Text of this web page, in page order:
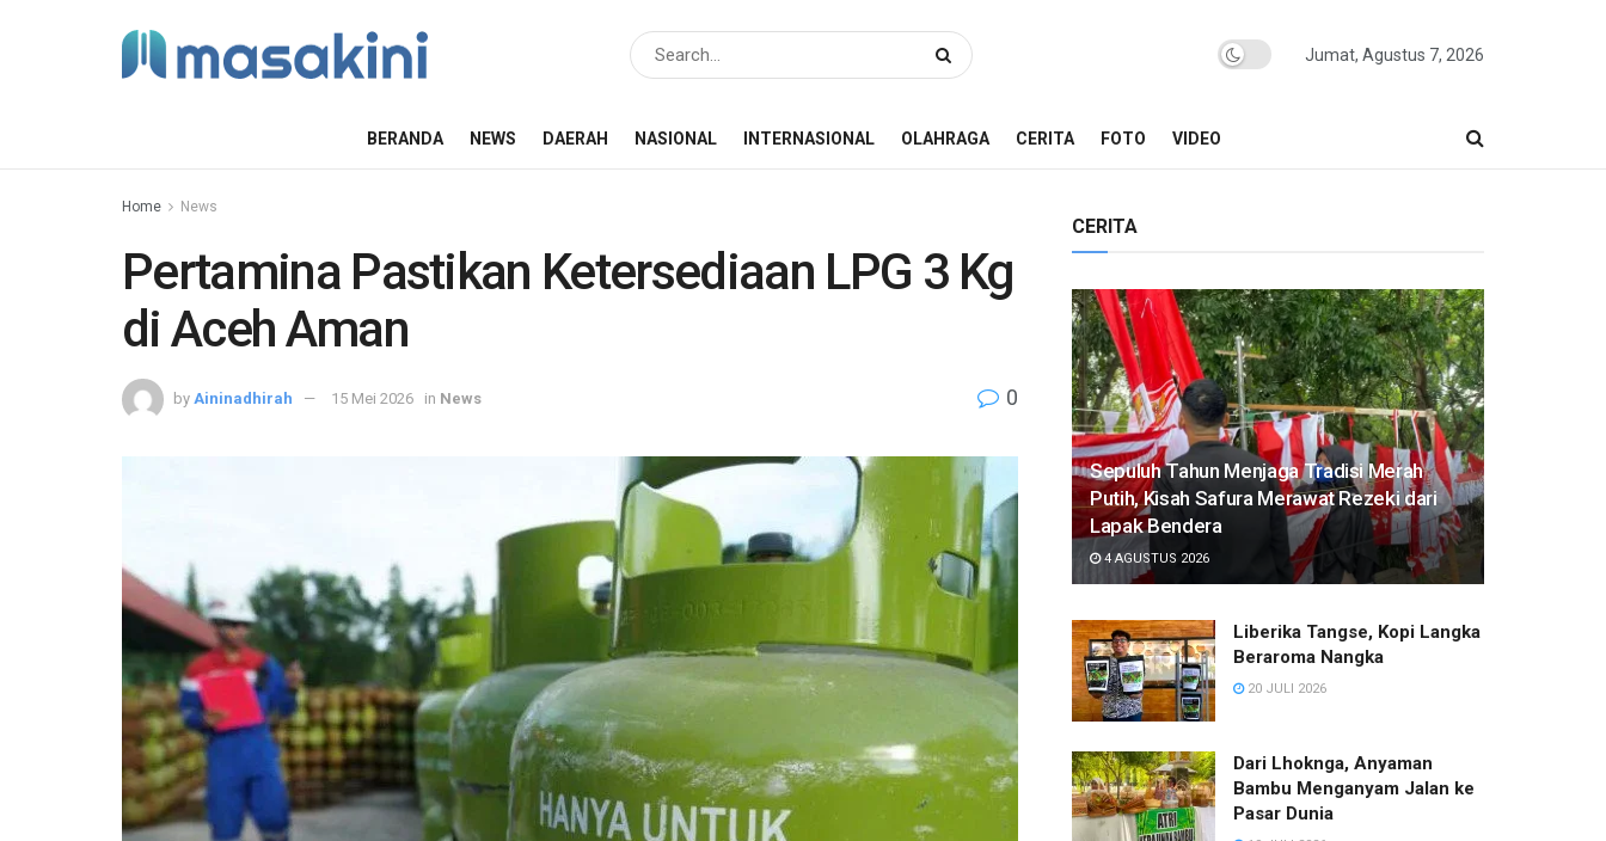
Jumat, Agustus 7, 2026
BERANDA NEWS DAERAH NASIONAL INTERNASIONAL OLAHRAGA CERITA FOTO VIDEO
Home News
Pertamina Pastikan Ketersediaan LPG 3 Kg
di Aceh Aman
by Aininadhirah 15 Mei 2026 in News 0
CERITA
Sepuluh Tahun Menjaga Tradisi Merah
Putih, Kisah Safura Merawat Rezeki dari
Lapak Bendera
4 AGUSTUS 2026
Liberika Tangse, Kopi Langka
Beraroma Nangka
20 JULI 2026
Dari Lhoknga, Anyaman
Bambu Menganyam Jalan ke
Pasar Dunia